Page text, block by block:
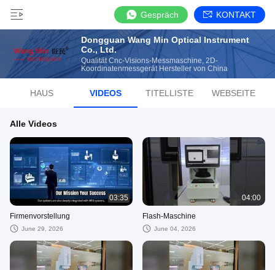
Gespräch KONTAKT
Dongguan Wang Min Optical Instrument
Co., Ltd.
Qualität Cnc-Visions-Messmaschine, 2D-
Koordinatenmessgerät Hersteller von China
HAUS VIDEOS TITELLISTE WEBSEITE
Alle Videos
03:35
Firmenvorstellung
June 29, 2026
04:00
Flash-Maschine
June 04, 2026